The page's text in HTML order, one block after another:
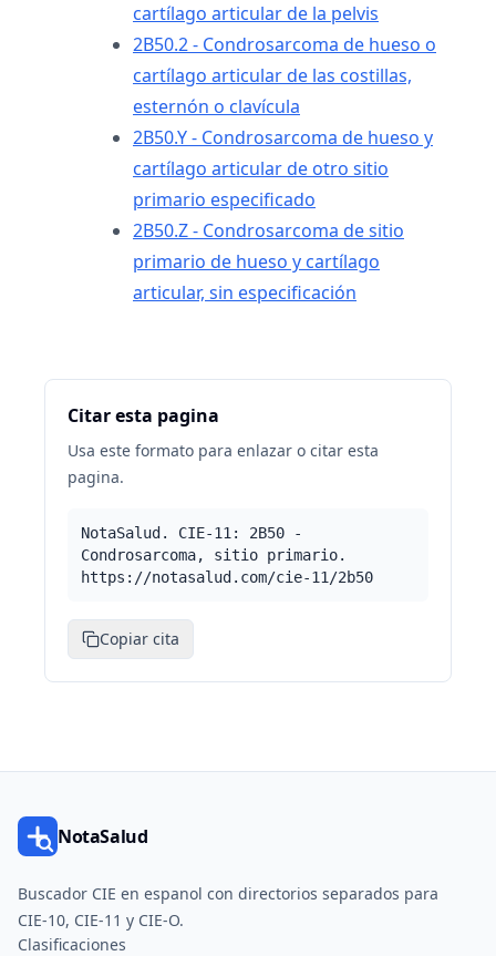
cartílago articular de la pelvis
2B50.2 - Condrosarcoma de hueso o
cartílago articular de las costillas,
esternón o clavícula
2B50.Y - Condrosarcoma de hueso y
cartílago articular de otro sitio
primario especificado
2B50.Z - Condrosarcoma de sitio
primario de hueso y cartílago
articular, sin especificación
Citar esta pagina
Usa este formato para enlazar o citar esta
pagina.
NotaSalud. CIE-11: 2B50 -
Condrosarcoma, sitio primario.
https://notasalud.com/cie-11/2b50
Copiar cita
NotaSalud
Buscador CIE en espanol con directorios separados para
CIE-10, CIE-11 y CIE-O.
Clasificaciones